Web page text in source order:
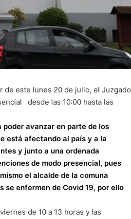
de este lunes 20 de julio, el Juzgado
desde las 10:00 hasta las
poder avanzar en parte de los
está afectando al país y a la
y junto a una ordenada
de modo presencial, pues
el alcalde de la comuna
se enfermen de Covid 19, por ello
de 10 a 13 horas y las